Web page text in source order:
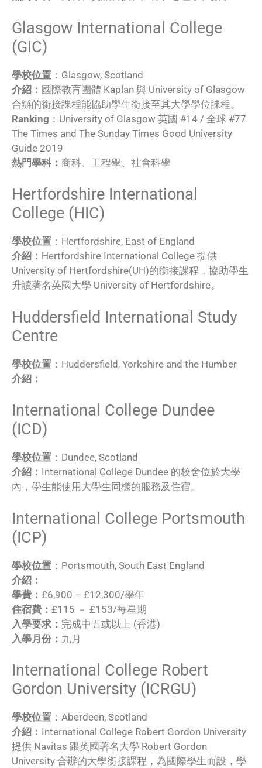
Glasgow International College
(GIC)
學校位置 ：Glasgow, Scotland
介紹： 國際教育團體 Kaplan 與 University of Glasgow
合辦的銜接課程能協助學生銜接至其大學學位課程。
Ranking ：University of Glasgow 英國 #14 / 全球 #77
The Times and The Sunday Times Good University
Guide 2019
熱門學科： 商科、工程學、社會科學
Hertfordshire International
College (HIC)
學校位置 ：Hertfordshire, East of England
介紹： Hertfordshire International College 提供
University of Hertfordshire(UH)的銜接課程，協助學生
升讀著名英國大學 University of Hertfordshire。
Huddersfield International Study
Centre
學校位置 ：Huddersfield, Yorkshire and the Humber
介紹：
International College Dundee
(ICD)
學校位置 ：Dundee, Scotland
介紹： International College Dundee 的校舍位於大學
內，學生能使用大學生同樣的服務及住宿。
International College Portsmouth
(ICP)
學校位置 ：Portsmouth, South East England
介紹：
學費： £6,900 – £12,300/學年
住宿費： £115 － £153/每星期
入學要求： 完成中五或以上 (香港)
入學月份： 九月
International College Robert
Gordon University (ICRGU)
學校位置 ：Aberdeen, Scotland
介紹： International College Robert Gordon University
提供 Navitas 跟英國著名大學 Robert Gordon
University 合辦的大學銜接課程，為國際學生而設，學